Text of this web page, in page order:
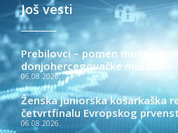
Još vesti
Prebilovci – pomen molitvom
donjohercegovačke mučenike
06.08.2026.
Ženska juniorska košarkaška
četvrtfinalu Evropskog
06.08.2026.